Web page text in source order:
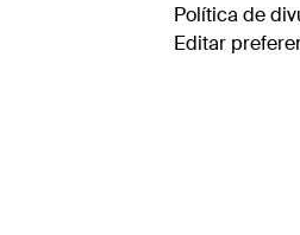
Política de
Editar